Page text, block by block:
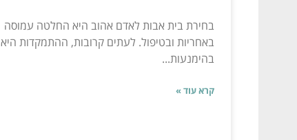
בחירת בית אבות לאדם אהוב היא החלטה עמוסה
באחריות ובטיפול. לעתים קרובות, ההתמקדות היא
בהימנעות...
קרא עוד »